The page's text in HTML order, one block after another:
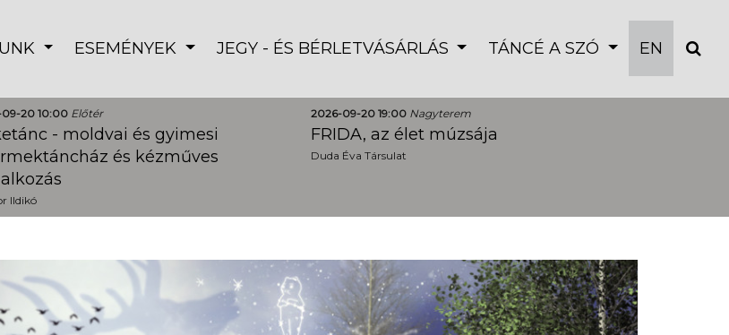
ESEMÉNYEK JEGY - ÉS BÉRLETVÁSÁRLÁS TÁNCÉ A SZÓ EN
20 10:00 Előtér
- moldvai és gyimesi
és kézműves
Ildikó
2026-09-20 19:00 Nagyterem
FRIDA, az élet múzsája
Duda Éva Társulat